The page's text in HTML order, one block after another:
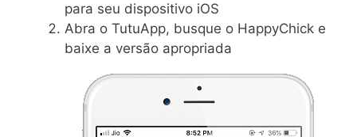
para seu dispositivo iOS
Abra o TutuApp, busque o HappyChick e
baixe a versão apropriada